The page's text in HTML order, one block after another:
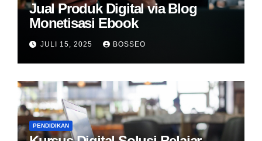
Jual Produk Digital via Blog
Monetisasi Ebook
JULI 15, 2025 BOSSEO
PENDIDIKAN